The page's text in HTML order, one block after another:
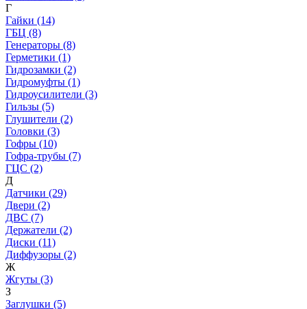
Г
Гайки (14)
ГБЦ (8)
Генераторы (8)
Герметики (1)
Гидрозамки (2)
Гидромуфты (1)
Гидроусилители (3)
Гильзы (5)
Глушители (2)
Головки (3)
Гофры (10)
Гофра-трубы (7)
ГЦС (2)
Д
Датчики (29)
Двери (2)
ДВС (7)
Держатели (2)
Диски (11)
Диффузоры (2)
Ж
Жгуты (3)
З
Заглушки (5)